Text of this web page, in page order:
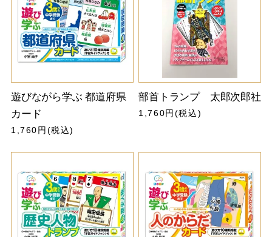
遊びながら学ぶ 都道府県
カード
1,760円(税込)
部首トランプ 太郎次郎社
1,760円(税込)